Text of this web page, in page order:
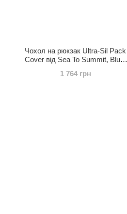
Чохол на рюкзак Ultra-Sil Pack
Cover від Sea To Summit, Blue,
1 764 грн